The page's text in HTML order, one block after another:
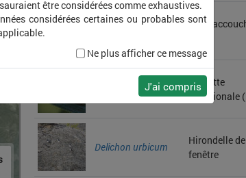
Alyte
Hyla meridionalis
Rainette
méridionale
Delichon urbicum
Hirondelle de
fenêtre
être considérées comme exhaustives.
considérées certaines ou probables sont
Ne plus afficher ce message
J'ai compris